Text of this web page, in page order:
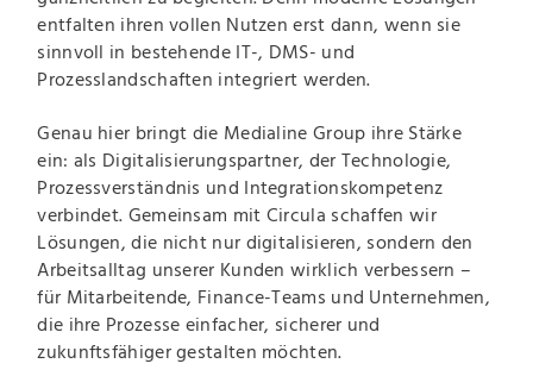
entfalten ihren vollen Nutzen erst dann, wenn sie
sinnvoll in bestehende IT-, DMS- und
Prozesslandschaften integriert werden.
Genau hier bringt die Medialine Group ihre Stärke
ein: als Digitalisierungspartner, der Technologie,
Prozessverständnis und Integrationskompetenz
verbindet. Gemeinsam mit Circula schaffen wir
Lösungen, die nicht nur digitalisieren, sondern den
Arbeitsalltag unserer Kunden wirklich verbessern –
für Mitarbeitende, Finance-Teams und Unternehmen,
die ihre Prozesse einfacher, sicherer und
zukunftsfähiger gestalten möchten.